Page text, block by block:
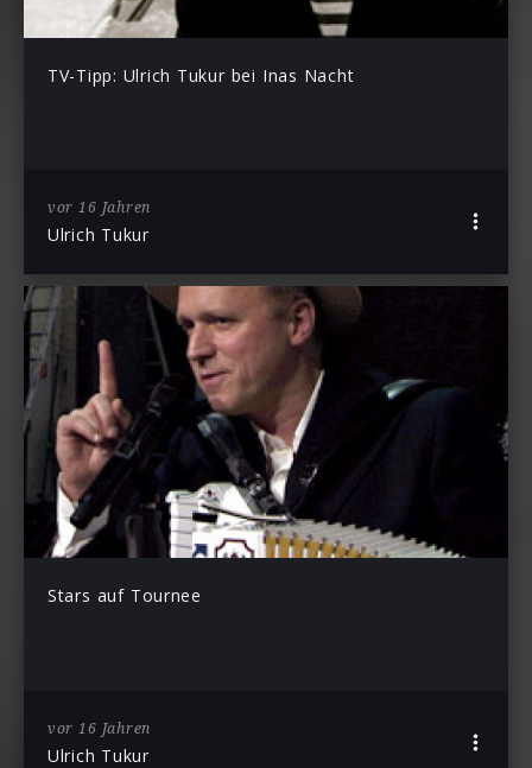
TV-Tipp: Ulrich Tukur bei Inas Nacht
vor 16 Jahren
Ulrich Tukur
Stars auf Tournee
vor 16 Jahren
Ulrich Tukur